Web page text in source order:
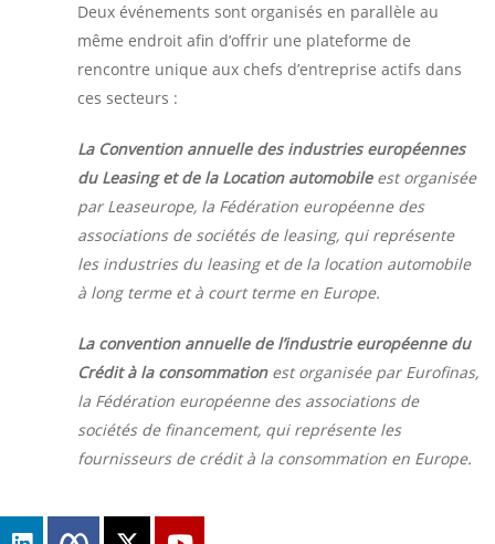
Deux événements sont organisés en parallèle au
même endroit afin d’offrir une plateforme de
rencontre unique aux chefs d’entreprise actifs dans
ces secteurs :
La Convention annuelle des industries européennes
du Leasing et de la Location automobileest organisée
par Leaseurope, la Fédération européenne des
associations de sociétés de leasing, qui représente
les industries du leasing et de la location automobile
à long terme et à court terme en Europe.
La convention annuelle de l’industrie européenne du
Crédit à la consommationest organisée par Eurofinas,
la Fédération européenne des associations de
sociétés de financement, qui représente les
fournisseurs de crédit à la consommation en Europe.